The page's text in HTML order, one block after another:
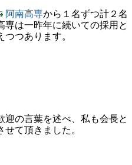
阿南高専から１名ずつ計２名
は一昨年に続いての採用と
つあります。
迎の言葉を述べ、私も会長と
て頂きました。